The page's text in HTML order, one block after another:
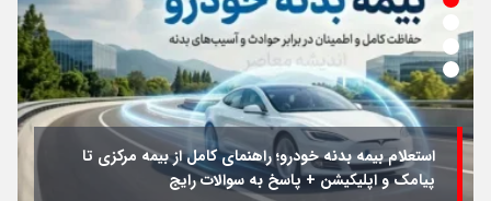
استعلام بیمه بدنه خودرو؛ راهنمای کامل از بیمه مرکزی تا
پیامک و اپلیکیشن + پاسخ به سوالات رایج